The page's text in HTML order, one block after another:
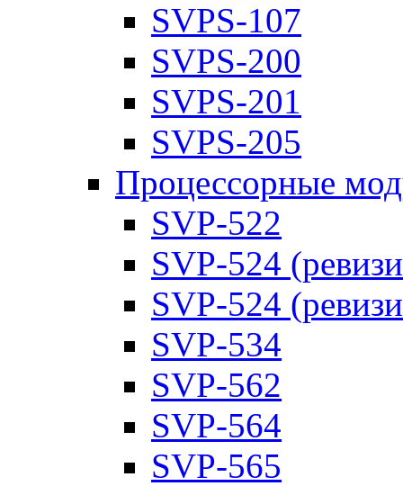
SVPS-107
SVPS-200
SVPS-201
SVPS-205
Процессорные
SVP-522
SVP-524
SVP-524
SVP-534
SVP-562
SVP-564
SVP-565